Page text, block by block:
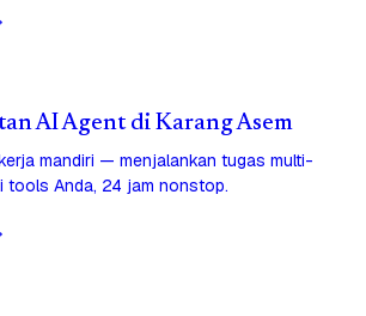
AI Agent di Karang Asem
mandiri — menjalankan tugas multi-
tools Anda, 24 jam nonstop.